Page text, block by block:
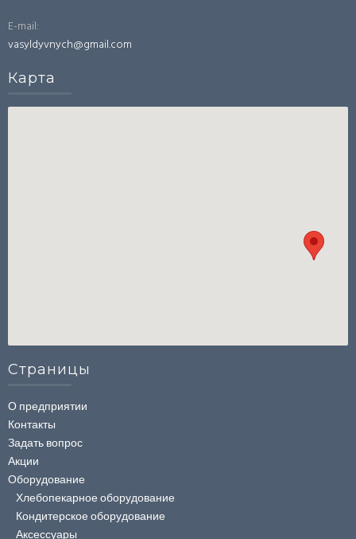
E-mail:
vasyldyvnych@gmail.com
Картa
Страницы
О предприятии
Контакты
Задать вопрос
Акции
Оборудование
Хлебопекарное оборудование
Кондитерское оборудование